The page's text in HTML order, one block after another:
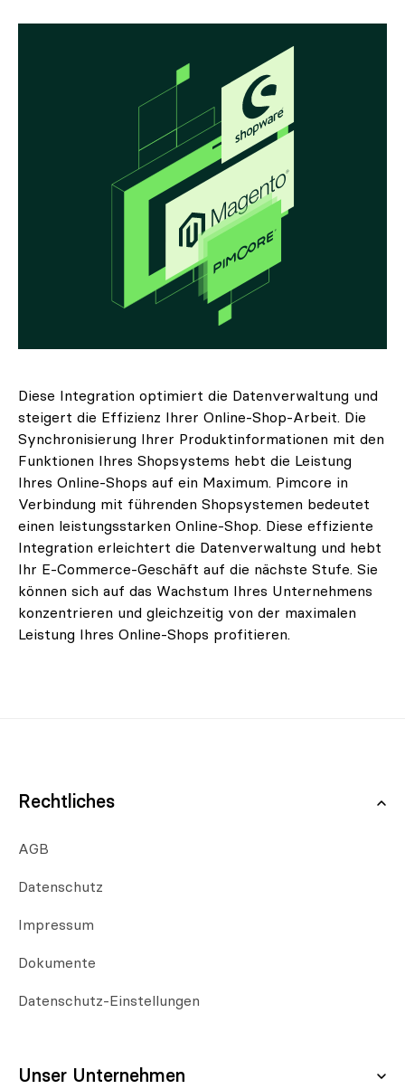
Diese Integration optimiert die Datenverwaltung und
steigert die Effizienz Ihrer Online-Shop-Arbeit. Die
Synchronisierung Ihrer Produktinformationen mit den
Funktionen Ihres Shopsystems hebt die Leistung
Ihres Online-Shops auf ein Maximum. Pimcore in
Verbindung mit führenden Shopsystemen bedeutet
einen leistungsstarken Online-Shop. Diese effiziente
Integration erleichtert die Datenverwaltung und hebt
Ihr E-Commerce-Geschäft auf die nächste Stufe. Sie
können sich auf das Wachstum Ihres Unternehmens
konzentrieren und gleichzeitig von der maximalen
Leistung Ihres Online-Shops profitieren.
Rechtliches
AGB
Datenschutz
Impressum
Dokumente
Datenschutz-Einstellungen
Unser Unternehmen